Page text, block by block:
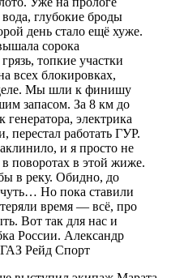
глубокие броды
день стало ещё хуже.
сорока
топкие участки
всех блокировках,
Мы шли к финишу
запасом. За 8 км до
электрика
перестал работать ГУР.
и я просто не
поворотах в этой жиже.
в реку. Обидно, до
Но пока ставили
время — всё, про
Вот так для нас и
России. Александр
Рейд Спорт